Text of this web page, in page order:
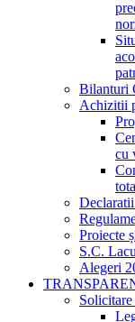
Bilanturi
Achizitii
cu
Proiecte
S.C.
Alegeri